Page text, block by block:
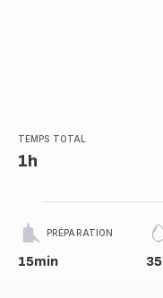
TEMPS TOTAL
1h
PRÉPARATION
15min